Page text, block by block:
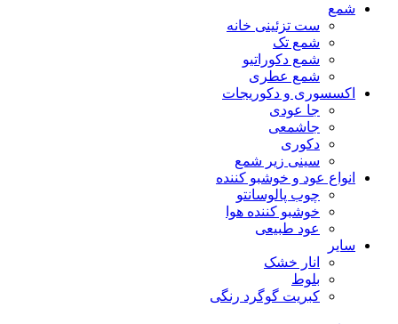
شمع
ست تزئینی خانه
شمع تک
شمع دکوراتیو
شمع عطری
اکسسوری و دکوریجات
جا عودی
جاشمعی
دکوری
سینی زیر شمع
انواع عود و خوشبو کننده
چوب پالوسانتو
خوشبو کننده هوا
عود طبیعی
سایر
انار خشک
بلوط
کبریت گوگرد رنگی